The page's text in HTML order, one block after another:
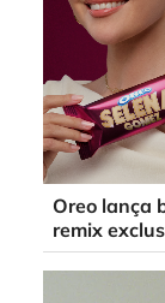
Oreo lança
remix